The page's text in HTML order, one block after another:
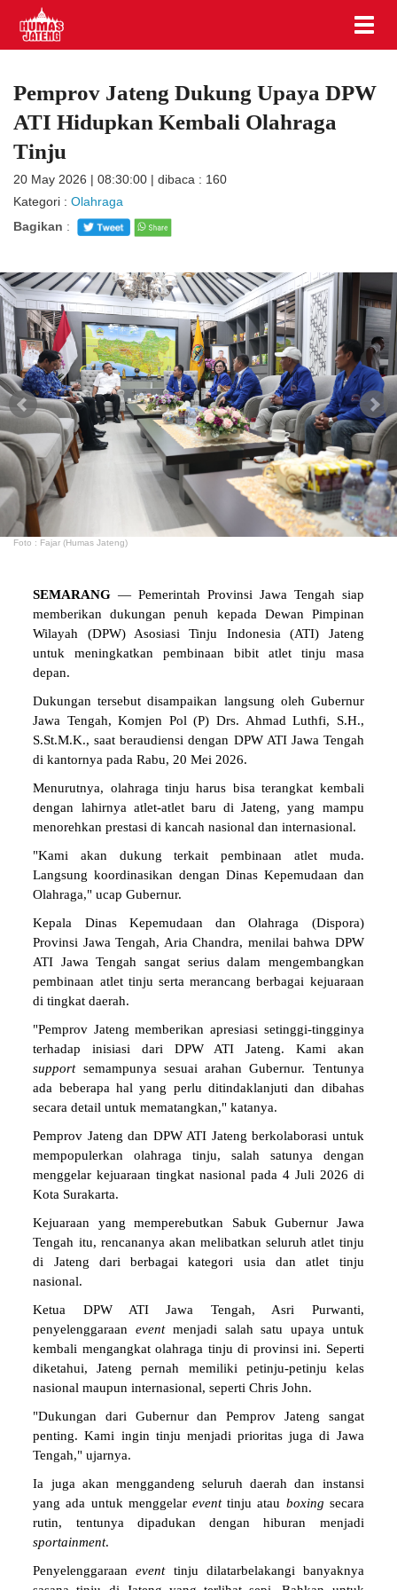
Pemprov Jateng Dukung Upaya DPW
ATI Hidupkan Kembali Olahraga
Tinju
20 May 2026 | 08:30:00 | dibaca : 160
Kategori : Olahraga
Bagikan :
Foto : Fajar (Humas Jateng)
SEMARANG— Pemerintah Provinsi Jawa Tengah siap
memberikan dukungan penuh kepada Dewan Pimpinan
Wilayah (DPW) Asosiasi Tinju Indonesia (ATI) Jateng
untuk meningkatkan pembinaan bibit atlet tinju masa
depan.
Dukungan tersebut disampaikan langsung oleh Gubernur
Jawa Tengah, Komjen Pol (P) Drs. Ahmad Luthfi, S.H.,
S.St.M.K., saat beraudiensi dengan DPW ATI Jawa Tengah
di kantornya pada Rabu, 20 Mei 2026.
Menurutnya, olahraga tinju harus bisa terangkat kembali
dengan lahirnya atlet-atlet baru di Jateng, yang mampu
menorehkan prestasi di kancah nasional dan internasional.
"Kami akan dukung terkait pembinaan atlet muda.
Langsung koordinasikan dengan Dinas Kepemudaan dan
Olahraga," ucap Gubernur.
Kepala Dinas Kepemudaan dan Olahraga (Dispora)
Provinsi Jawa Tengah, Aria Chandra, menilai bahwa DPW
ATI Jawa Tengah sangat serius dalam mengembangkan
pembinaan atlet tinju serta merancang berbagai kejuaraan
di tingkat daerah.
"Pemprov Jateng memberikan apresiasi setinggi-tingginya
terhadap inisiasi dari DPW ATI Jateng. Kami akan
support semampunya sesuai arahan Gubernur. Tentunya
ada beberapa hal yang perlu ditindaklanjuti dan dibahas
secara detail untuk mematangkan," katanya.
Pemprov Jateng dan DPW ATI Jateng berkolaborasi untuk
mempopulerkan olahraga tinju, salah satunya dengan
menggelar kejuaraan tingkat nasional pada 4 Juli 2026 di
Kota Surakarta.
Kejuaraan yang memperebutkan Sabuk Gubernur Jawa
Tengah itu, rencananya akan melibatkan seluruh atlet tinju
di Jateng dari berbagai kategori usia dan atlet tinju
nasional.
Ketua DPW ATI Jawa Tengah, Asri Purwanti,
penyelenggaraanevent menjadi salah satu upaya untuk
kembali mengangkat olahraga tinju di provinsi ini. Seperti
diketahui, Jateng pernah memiliki petinju-petinju kelas
nasional maupun internasional, seperti Chris John.
"Dukungan dari Gubernur dan Pemprov Jateng sangat
penting. Kami ingin tinju menjadi prioritas juga di Jawa
Tengah," ujarnya.
Ia juga akan menggandeng seluruh daerah dan instansi
yang ada untuk menggelar eventtinju atau boxing secara
rutin, tentunya dipadukan dengan hiburan menjadi
sportainment.
Penyelenggaraanevent tinju dilatarbelakangi banyaknya